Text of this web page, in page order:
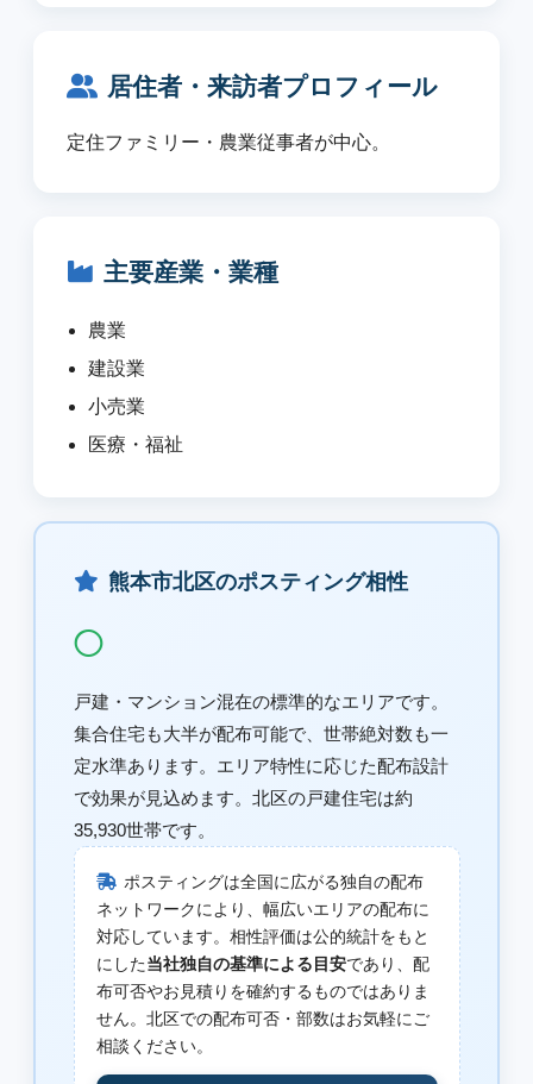
居住者・来訪者プロフィール
定住ファミリー・農業従事者が中心。
主要産業・業種
農業
建設業
小売業
医療・福祉
熊本市北区のポスティング相性
◯
戸建・マンション混在の標準的なエリアです。
集合住宅も大半が配布可能で、世帯絶対数も一
定水準あります。エリア特性に応じた配布設計
で効果が見込めます。北区の戸建住宅は約
35,930世帯です。
ポスティングは全国に広がる独自の配布
ネットワークにより、幅広いエリアの配布に
対応しています。相性評価は公的統計をもと
にした当社独自の基準による目安であり、配
布可否やお見積りを確約するものではありま
せん。北区での配布可否・部数はお気軽にご
相談ください。